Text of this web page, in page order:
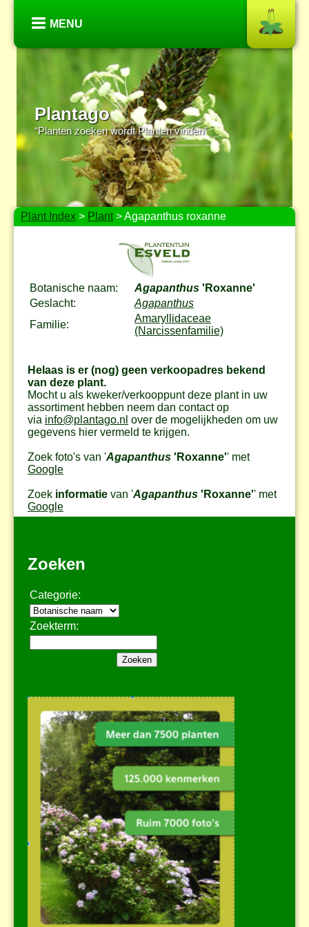
MENU
Plantago
“Planten zoeken wordt Planten vinden”
Plant Index > Plant> Agapanthus roxanne
Botanische naam: Agapanthus 'Roxanne'
Geslacht:
Agapanthus
Familie:
Amaryllidaceae
(Narcissenfamilie)
Helaas is er (nog) geen verkoopadres bekend
van deze plant.
Mocht u als kweker/verkooppunt deze plant in uw
assortiment hebben neem dan contact op
via info@plantago.nl over de mogelijkheden om uw
gegevens hier vermeld te krijgen.
Zoek foto's van 'Agapanthus 'Roxanne'' met
Google
Zoek informatie van 'Agapanthus 'Roxanne'' met
Google
Zoeken
Categorie:
Zoekterm: